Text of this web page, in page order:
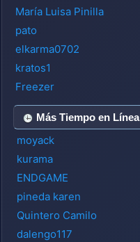
María Luisa Pinilla
pato
elkarma0702
kratos1
Freezer
Más Tiempo en Línea
moyack
kurama
ENDGAME
pineda karen
Quintero Camilo
dalengo117